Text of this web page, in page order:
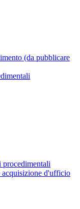
(da pubblicare
d'ufficio